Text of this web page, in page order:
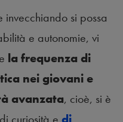
invecchiando si possa
e autonomie, vi
la frequenza di
nei giovani e
avanzata, cioè, si è